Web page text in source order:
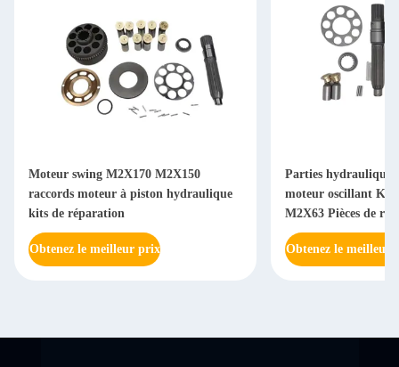
Parties hydrauliques pour excavatrice à
moteur oscillant Kit de réparation
M2X63 Pièces de rechange
Obtenez le meilleur prix